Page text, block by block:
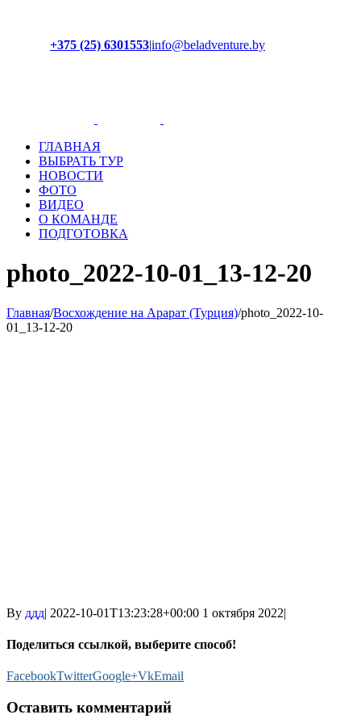
+375 (25) 6301553|info@beladventure.by
ГЛАВНАЯ
ВЫБРАТЬ ТУР
НОВОСТИ
ФОТО
ВИДЕО
О КОМАНДЕ
ПОДГОТОВКА
photo_2022-10-01_13-12-20
Главная/Восхождение на Арарат (Турция)/photo_2022-10-
01_13-12-20
By ддд| 2022-10-01T13:23:28+00:00 1 октября 2022|
Поделиться ссылкой, выберите способ!
FacebookTwitterGoogle+VkEmail
Оставить комментарий